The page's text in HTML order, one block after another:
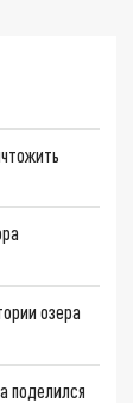
озера
поделился